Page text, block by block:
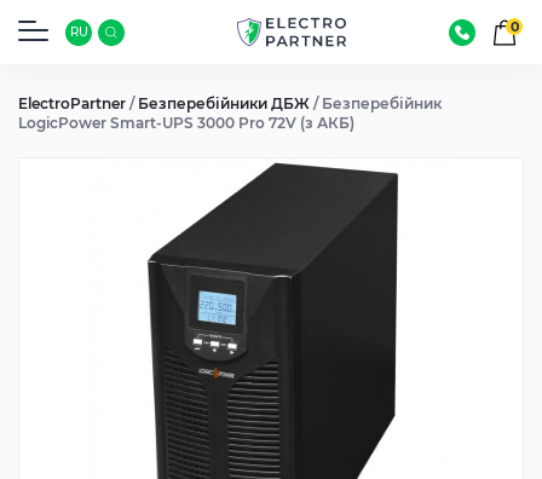
RU 0
ElectroPartner / Безперебійники ДБЖ / Безперебійник
LogicPower Smart-UPS 3000 Pro 72V (з АКБ)